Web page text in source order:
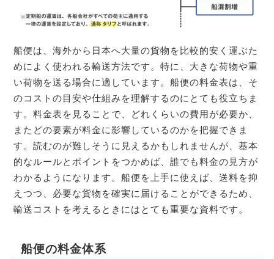
船便は、海外から日本へ大量の貨物を比較的安く運ぶた
めによく使われる輸送方法です。特に、大きな荷物や重
い荷物を送る場合に適しています。船便の料金表は、そ
のコストの目安や仕組みを理解するのにとても役立ちま
す。料金表を見ることで、どれくらいの費用が必要か、
またどの要素が料金に影響しているのかを把握できま
す。読むのが難しそうに見えるかもしれませんが、基本
的なルールとポイントをつかめば、誰でも料金の見方が
わかるようになります。船便を上手に使えば、送料を抑
えつつ、必要な貨物を確実に届けることができるため、
輸送コストを考えるときにはとても重要な資料です。
船便の料金体系